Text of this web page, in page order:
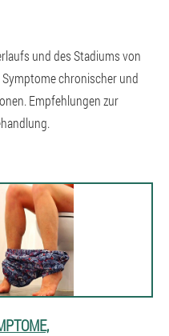
und des Stadiums von
chronischer und
Empfehlungen zur